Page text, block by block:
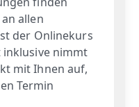
allen
der Onlinekurs
nimmt
mit Ihnen auf,
Termin